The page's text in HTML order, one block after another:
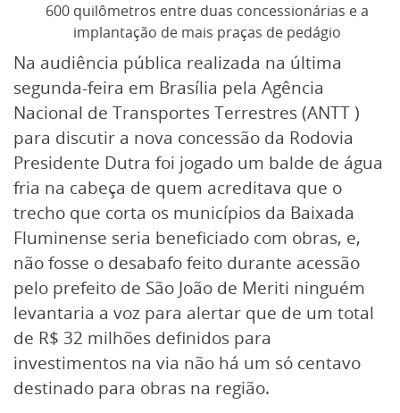
600 quilômetros entre duas concessionárias e a
implantação de mais praças de pedágio
Na audiência pública realizada na última
segunda-feira em Brasília pela Agência
Nacional de Transportes Terrestres (ANTT )
para discutir a nova concessão da Rodovia
Presidente Dutra foi jogado um balde de água
fria na cabeça de quem acreditava que o
trecho que corta os municípios da Baixada
Fluminense seria beneficiado com obras, e,
não fosse o desabafo feito durante acessão
pelo prefeito de São João de Meriti ninguém
levantaria a voz para alertar que de um total
de R$ 32 milhões definidos para
investimentos na via não há um só centavo
destinado para obras na região.